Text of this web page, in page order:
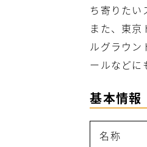
ち寄りたい
また、 東京
ルグラウン
ールなどに
基本情報
名称